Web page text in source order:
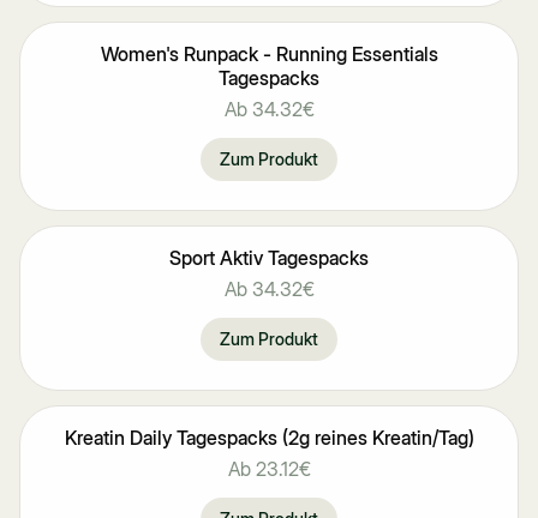
Women's Runpack - Running Essentials
Tagespacks
Ab 34.32€
Zum Produkt
Sport Aktiv Tagespacks
Ab 34.32€
Zum Produkt
Kreatin Daily Tagespacks (2g reines Kreatin/Tag)
Ab 23.12€